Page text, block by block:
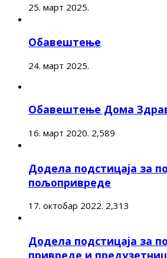
25. март 2025.
Обавештење
24. март 2025.
Обавештење Дома
16. март 2020. 2,589
Додела подстицаја за
пољопривреде
17. октобар 2022. 2,313
Додела подстицаја за
привреде и